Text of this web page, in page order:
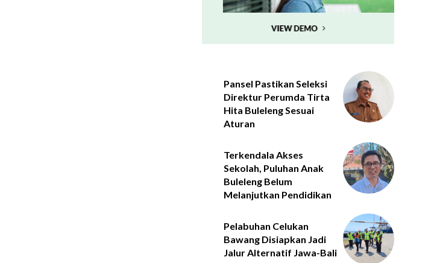
Pansel Pastikan Seleksi
Direktur Perumda Tirta
Hita Buleleng Sesuai
Aturan
Terkendala Akses
Sekolah, Puluhan Anak
Buleleng Belum
Melanjutkan Pendidikan
Pelabuhan Celukan
Bawang Disiapkan Jadi
Jalur Alternatif Jawa-Bali